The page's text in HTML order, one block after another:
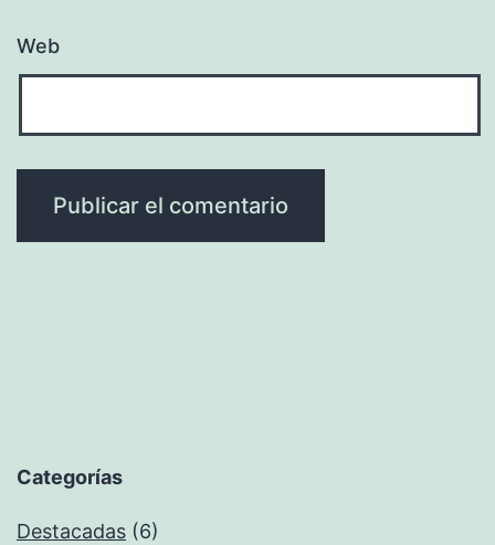
Web
Categorías
Destacadas (6)